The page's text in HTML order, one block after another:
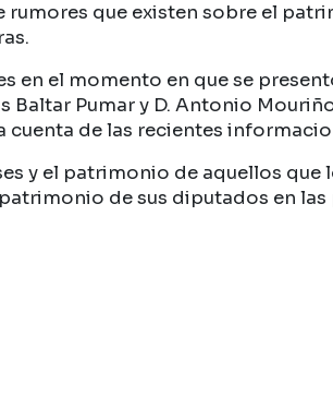
que existen sobre el
el momento en que se
Pumar y D. Antonio
de las recientes
y el patrimonio de aquellos que
de sus diputados en